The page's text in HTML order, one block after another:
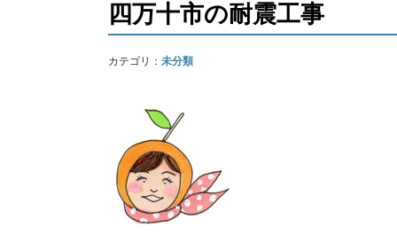
四万十市の耐震工事
カテゴリ： 未分類